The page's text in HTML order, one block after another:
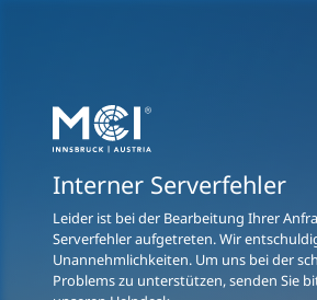
Interner Serverfehler
Leider ist bei der Bearbeitung Ihrer
Serverfehler aufgetreten. Wir
Unannehmlichkeiten. Um uns bei der
Problems zu unterstützen, senden Sie